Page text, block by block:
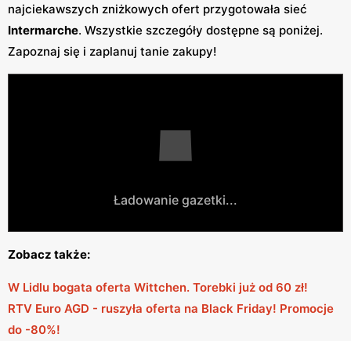
najciekawszych zniżkowych ofert przygotowała sieć
Intermarche. Wszystkie szczegóły dostępne są poniżej.
Zapoznaj się i zaplanuj tanie zakupy!
Ładowanie gazetki...
Zobacz także:
W Lidlu bogata oferta Wittchen. Torebki już od 60 zł!
RTV Euro AGD - ruszyła oferta na Black Friday! Promocje
do -80%!